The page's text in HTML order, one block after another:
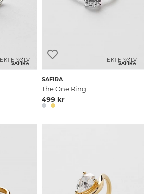
SAFIRA
EKTE SØLV SAFIRA
EKTE SØLV
SAFIRA
The One Ring
499 kr